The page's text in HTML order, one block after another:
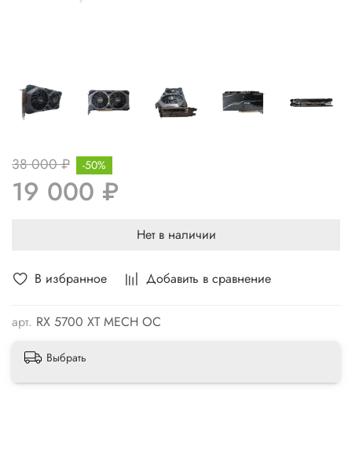
В избранное Добавить в сравнение
арт. RX 5700 XT MECH OC
38 000 ₽
19 000 ₽
-50%
Нет в наличии
Выбрать